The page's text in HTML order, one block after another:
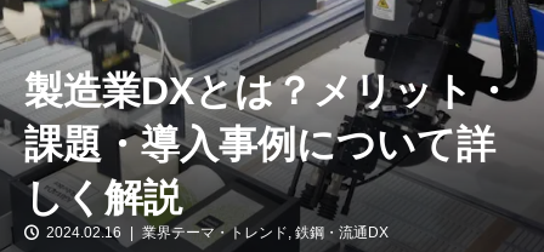
製造業DXとは？メリット・
課題・導入事例について詳
しく解説
2024.02.16 業界テーマ・トレンド, 鉄鋼・流通DX